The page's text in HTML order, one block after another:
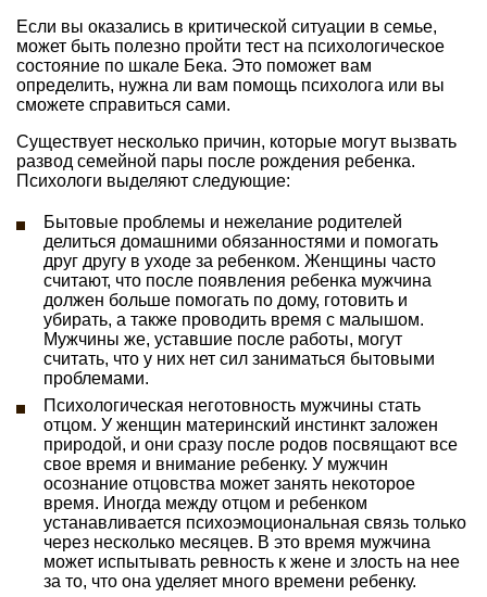
Если вы оказались в критической ситуации в семье,
может быть полезно пройти тест на психологическое
состояние по шкале Бека. Это поможет вам
определить, нужна ли вам помощь психолога или вы
сможете справиться сами.
Существует несколько причин, которые могут вызвать
развод семейной пары после рождения ребенка.
Психологи выделяют следующие:
Бытовые проблемы и нежелание родителей
делиться домашними обязанностями и помогать
друг другу в уходе за ребенком. Женщины часто
считают, что после появления ребенка мужчина
должен больше помогать по дому, готовить и
убирать, а также проводить время с малышом.
Мужчины же, уставшие после работы, могут
считать, что у них нет сил заниматься бытовыми
проблемами.
Психологическая неготовность мужчины стать
отцом. У женщин материнский инстинкт заложен
природой, и они сразу после родов посвящают все
свое время и внимание ребенку. У мужчин
осознание отцовства может занять некоторое
время. Иногда между отцом и ребенком
устанавливается психоэмоциональная связь только
через несколько месяцев. В это время мужчина
может испытывать ревность к жене и злость на нее
за то, что она уделяет много времени ребенку.